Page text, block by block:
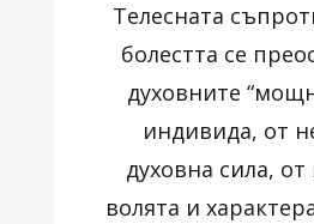
Телесната
болестта се
духовните
индивида, от
духовна сила,
волята и